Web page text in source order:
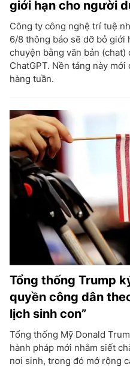
giới hạn cho người
Công ty công nghệ trí tuệ
6/8 thông báo sẽ dỡ bỏ giới
chuyện bằng văn bản
ChatGPT. Nền tảng này
hàng tuần.
Tổng thống Trump
quyền công dân
lịch sinh con”
Tổng thống Mỹ Donald
hành pháp mới nhằm siết
nơi sinh, trong đó mở rộng